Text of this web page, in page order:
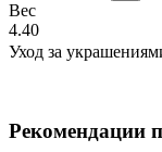
Вес
4.40
Уход за
Рекомендации